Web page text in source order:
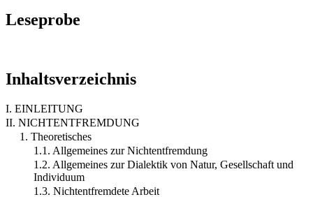
Leseprobe
Inhaltsverzeichnis
I. EINLEITUNG
II. NICHTENTFREMDUNG
1. Theoretisches
1.1. Allgemeines zur Nichtentfremdung
1.2. Allgemeines zur Dialektik von Natur, Gesellschaft und
Individuum
1.3. Nichtentfremdete Arbeit